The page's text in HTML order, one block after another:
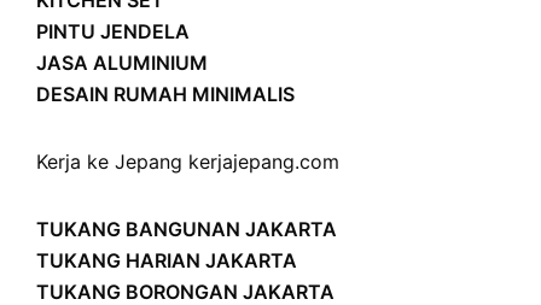
PINTU JENDELA
JASA ALUMINIUM
DESAIN RUMAH MINIMALIS
Kerja ke Jepang kerjajepang.com
TUKANG BANGUNAN JAKARTA
TUKANG HARIAN JAKARTA
TUKANG BORONGAN JAKARTA